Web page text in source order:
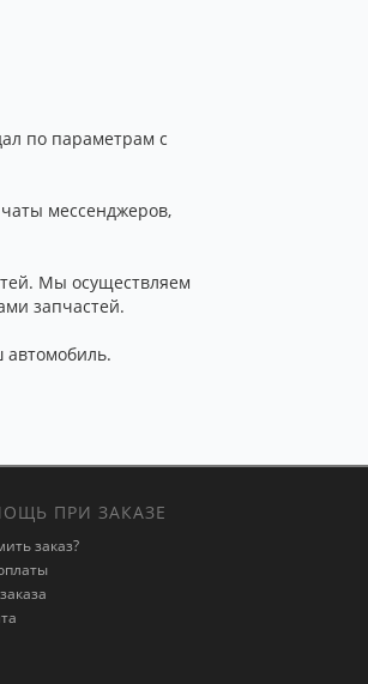
по параметрам с
мессенджеров,
Мы осуществляем
запчастей.
автомобиль.
ПРИ ЗАКАЗЕ
заказ?